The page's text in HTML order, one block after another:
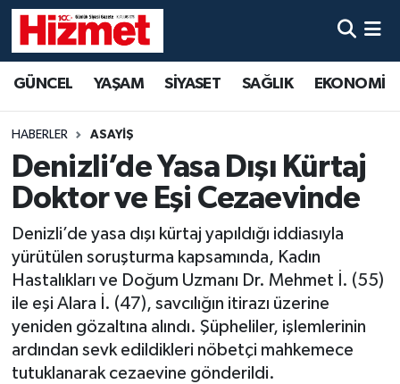
GÜNCEL YAŞAM SİYASET SAĞLIK EKONOMİ
HABERLER ASAYİŞ
Denizli’de Yasa Dışı Kürtaj
Doktor ve Eşi Cezaevinde
Denizli’de yasa dışı kürtaj yapıldığı iddiasıyla
yürütülen soruşturma kapsamında, Kadın
Hastalıkları ve Doğum Uzmanı Dr. Mehmet İ. (55)
ile eşi Alara İ. (47), savcılığın itirazı üzerine
yeniden gözaltına alındı. Şüpheliler, işlemlerinin
ardından sevk edildikleri nöbetçi mahkemece
tutuklanarak cezaevine gönderildi.
YAŞAM
SİYASET
SAĞLIK
EKONOMİ
KÜLTÜR SANAT
SPOR
Denizli Hava Durumu
Denizli Trafik Yoğunluk Haritası
Süper Lig Puan Durumu ve Fikstür
Tüm Manşetler
Son Dakika Haberleri
Haber Arşivi